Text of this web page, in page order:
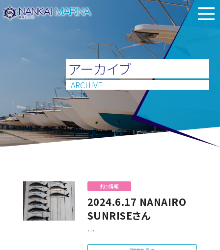
アーカイブ
ARCHIVE
釣り情報
2024.6.17 NANAIRO
SUNRISEさん
…